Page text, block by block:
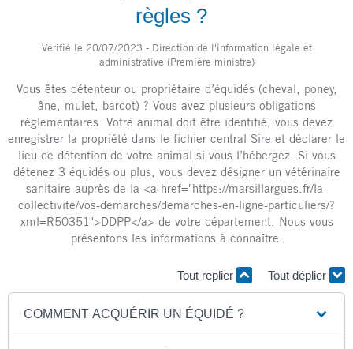
règles ?
Vérifié le 20/07/2023 - Direction de l'information légale et
administrative (Première ministre)
Vous êtes détenteur ou propriétaire d’équidés (cheval, poney,
âne, mulet, bardot) ? Vous avez plusieurs obligations
réglementaires. Votre animal doit être identifié, vous devez
enregistrer la propriété dans le fichier central Sire et déclarer le
lieu de détention de votre animal si vous l’hébergez. Si vous
détenez 3 équidés ou plus, vous devez désigner un vétérinaire
sanitaire auprès de la <a href="https://marsillargues.fr/la-
collectivite/vos-demarches/demarches-en-ligne-particuliers/?
xml=R50351">DDPP</a> de votre département. Nous vous
présentons les informations à connaître.
Tout replier Tout déplier
COMMENT ACQUÉRIR UN ÉQUIDÉ ?